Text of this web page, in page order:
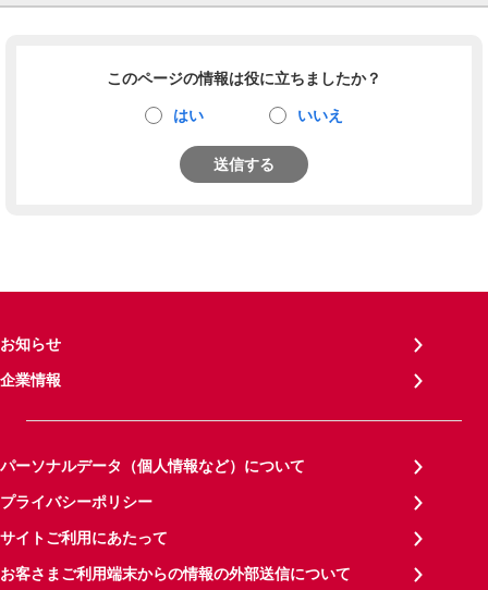
このページの情報は役に立ちましたか？
はい いいえ
送信する
お知らせ
企業情報
パーソナルデータ（個人情報など）について
プライバシーポリシー
サイトご利用にあたって
お客さまご利用端末からの情報の外部送信について